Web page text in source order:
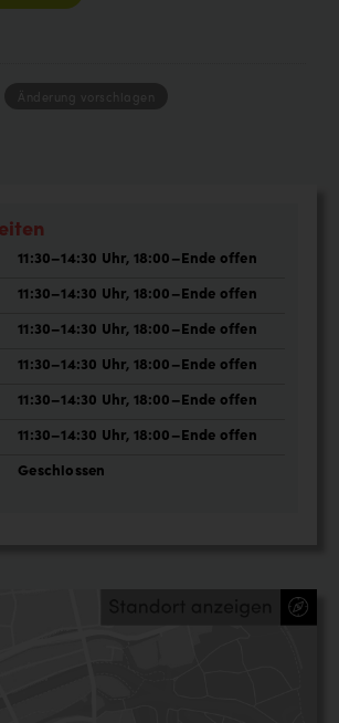
Änderung vorschlagen
11:30–14:30 Uhr, 18:00–Ende offen
11:30–14:30 Uhr, 18:00–Ende offen
11:30–14:30 Uhr, 18:00–Ende offen
11:30–14:30 Uhr, 18:00–Ende offen
11:30–14:30 Uhr, 18:00–Ende offen
11:30–14:30 Uhr, 18:00–Ende offen
Geschlossen